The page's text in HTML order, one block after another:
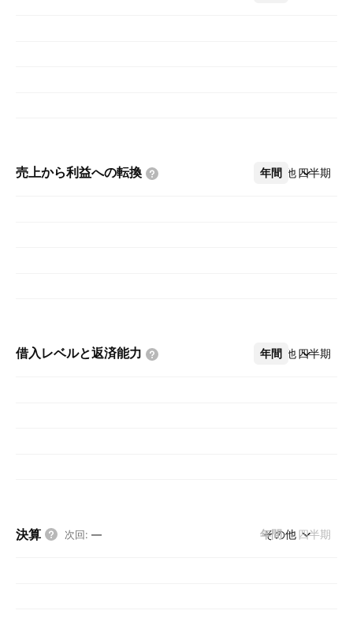
売上から利益への転換 年間 四半期
その他
借入レベルと返済能力 年間 四半期
その他
決算 次回: — 年間 四半期
その他